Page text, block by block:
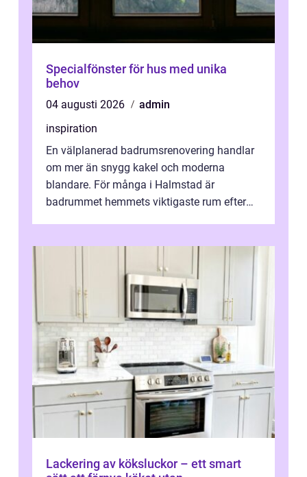
Specialfönster för hus med unika
behov
04 augusti 2026
admin
inspiration
En välplanerad badrumsrenovering handlar
om mer än snygg kakel och moderna
blandare. För många i Halmstad är
badrummet hemmets viktigaste rum efter
Lackering av köksluckor – ett smart